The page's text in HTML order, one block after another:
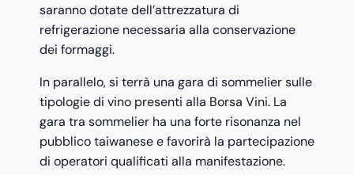
saranno dotate dell’attrezzatura di
refrigerazione necessaria alla conservazione
dei formaggi.
In parallelo, si terrà una gara di sommelier sulle
tipologie di vino presenti alla Borsa Vini. La
gara tra sommelier ha una forte risonanza nel
pubblico taiwanese e favorirà la partecipazione
di operatori qualificati alla manifestazione.